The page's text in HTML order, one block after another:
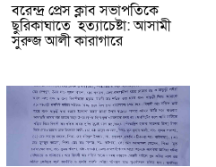
বরেন্দ্র প্রেস ক্লাব সভাপতিকে
ছুরিকাঘাতে হত্যাচেষ্টা: আসামী
সুরুজ আলী কারাগারে